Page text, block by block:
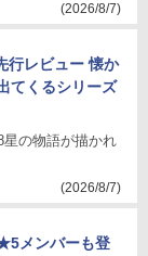
(2026/8/7)
行レビュー 懐か
てくるシリーズ
の物語が描かれ
(2026/8/7)
メンバーも登